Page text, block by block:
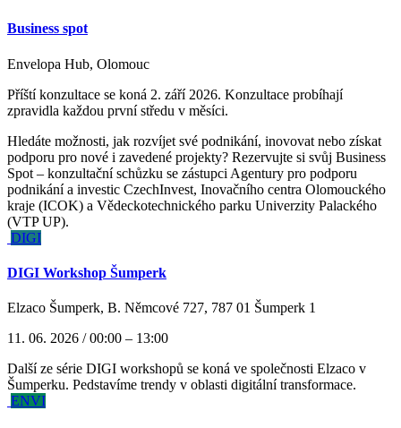
Business spot
Envelopa Hub, Olomouc
Příští konzultace se koná 2. září 2026. Konzultace probíhají
zpravidla každou první středu v měsíci.
Hledáte možnosti, jak rozvíjet své podnikání, inovovat nebo získat
podporu pro nové i zavedené projekty? Rezervujte si svůj Business
Spot – konzultační schůzku se zástupci Agentury pro podporu
podnikání a investic CzechInvest, Inovačního centra Olomouckého
kraje (ICOK) a Vědeckotechnického parku Univerzity Palackého
(VTP UP).
DIGI
DIGI Workshop Šumperk
Elzaco Šumperk, B. Němcové 727, 787 01 Šumperk 1
11. 06. 2026 / 00:00 – 13:00
Další ze série DIGI workshopů se koná ve společnosti Elzaco v
Šumperku. Pedstavíme trendy v oblasti digitální transformace.
ENVI